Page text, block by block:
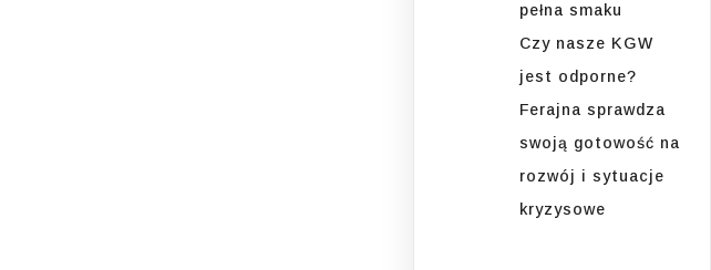
pełna smaku
Czy nasze KGW
jest odporne?
Ferajna sprawdza
swoją gotowość na
rozwój i sytuacje
kryzysowe